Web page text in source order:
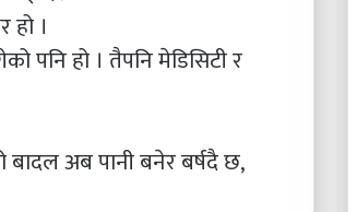
।
पनि हो । तैपनि मेडिसिटी र
अब पानी बनेर बर्षदै छ,